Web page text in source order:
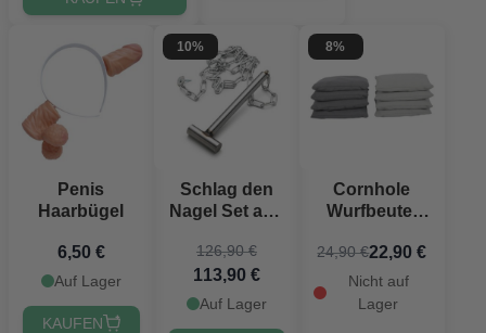
Penis
Haarbügel
6,50 €
Auf Lager
KAUFEN
10%
Schlag den
Nagel Set aus
126,90 €
113,90 €
Auf Lager
8%
Cornhole
Wurfbeutel
dunkelgrau 8
Stück
24,90 €22,90 €
Nicht auf
Lager